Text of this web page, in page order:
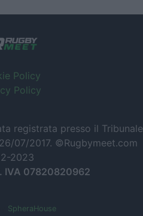
Policy
Policy
registrata presso il Tribunale
07/2017. ©Rugbymeet.com
2023
IVA 07820820962
SpheraHouse